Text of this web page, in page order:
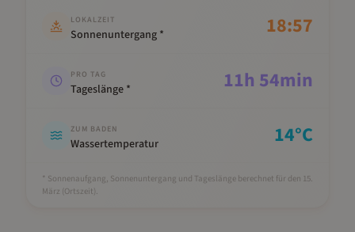
LOKALZEIT
Sonnenuntergang * 18:57
PRO TAG
Tageslänge * 11h 54min
ZUM BADEN
Wassertemperatur 14°C
* Sonnenaufgang, Sonnenuntergang und Tageslänge berechnet für den 15.
März (Ortszeit).